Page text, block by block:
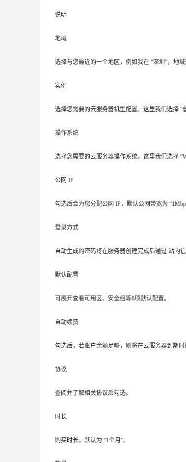
说明
地域
选择与您最近的一个地区，例如我在 “深圳”，地域
实例
选择您需要的云服务器机型配置。这里我们选择 “
操作系统
选择您需要的云服务器操作系统。这里我们选择
公网 IP
勾选后会为您分配公网 IP，默认公网带宽为
登录方式
自动生成的密码将在服务器创建完成后通过 站内信
默认配置
可展开查看可用区、安全组等6项默认配置。
自动续费
勾选后，若账户余额足够，则将在云服务器到期时
协议
查阅并了解相关协议后勾选。
时长
购买时长，默认为 “1个月”。